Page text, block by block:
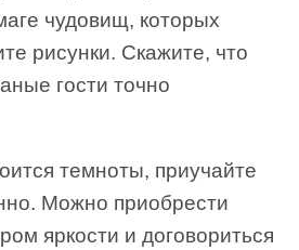
чудовищ, которых
рисунки. Скажите, что
гости точно
темноты, приучайте
Можно приобрести
яркости и договориться